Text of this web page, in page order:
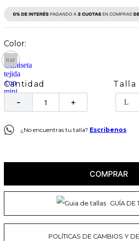
Cantidad
＋
－
Talla
L
¿No encuentras tu talla? Escribenos
COMPRAR
GUÍA DE
POLÍTICAS DE CAMBIOS Y